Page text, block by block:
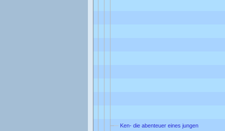
Ken- die abenteuer eines jungen